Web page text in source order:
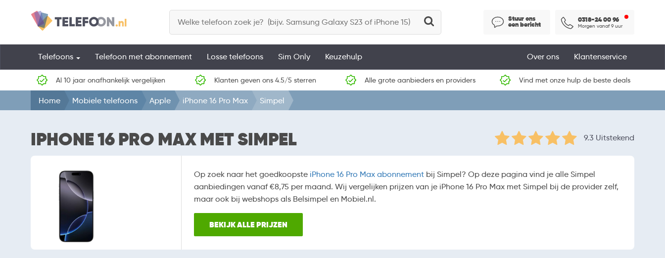
Stuur ons
een bericht
0318-24 00 96
Morgen vanaf 9 uur
Telefoons Telefoon met abonnement Losse telefoons Sim Only Keuzehulp Klantenservice
Over ons
Al 10 jaar onafhankelijk vergelijken Klanten geven ons 4.5/5 sterren Alle grote aanbieders en providers Vind met onze hulp de beste deals
Home Mobiele telefoons Apple iPhone 16 Pro Max Simpel
IPHONE 16 PRO MAX MET SIMPEL 9.3 Uitstekend
Op zoek naar het goedkoopste iPhone 16 Pro Max abonnement bij Simpel? Op deze pagina vind je alle Simpel
aanbiedingen vanaf €8,75 per maand. Wij vergelijken prijzen van je iPhone 16 Pro Max met Simpel bij de provider zelf,
maar ook bij webshops als Belsimpel en Mobiel.nl.
BEKIJK ALLE PRIJZEN